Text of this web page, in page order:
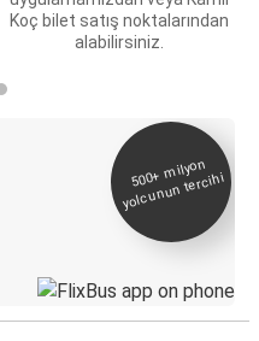
Koç bilet satış noktalarından
alabilirsiniz.
500+
milyon
yolcunun tercihi